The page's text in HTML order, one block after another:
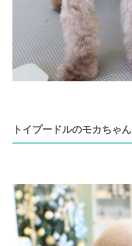
トイプードルのモカちゃん